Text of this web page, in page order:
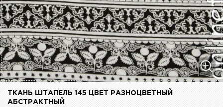
ТКАНЬ ШТАПЕЛЬ 145 ЦВЕТ РАЗНОЦВЕТНЫЙ
АБСТРАКТНЫЙ